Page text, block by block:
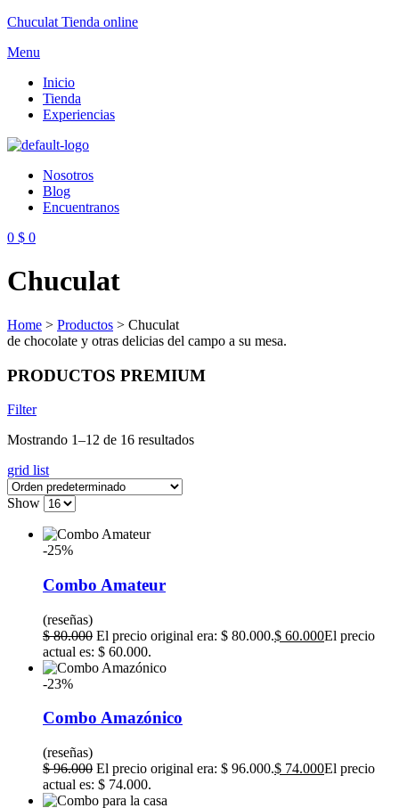
Chuculat Tienda online
Menu
Inicio
Tienda
Experiencias
Nosotros
Blog
Encuentranos
0 $ 0
Chuculat
Home > Productos > Chuculat
de chocolate y otras delicias del campo a su mesa.
PRODUCTOS PREMIUM
Filter
Mostrando 1–12 de 16 resultados
grid list
Show
-25%
Combo Amateur
(reseñas)
$80.000 El precio original era: $ 80.000.$ 60.000El precio
actual es: $ 60.000.
-23%
Combo Amazónico
(reseñas)
$96.000 El precio original era: $ 96.000.$ 74.000El precio
actual es: $ 74.000.